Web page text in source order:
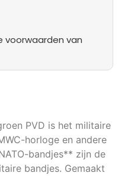
voorwaarden van
PVD is het militaire
horloge en andere
bandjes** zijn de
bandjes. Gemaakt